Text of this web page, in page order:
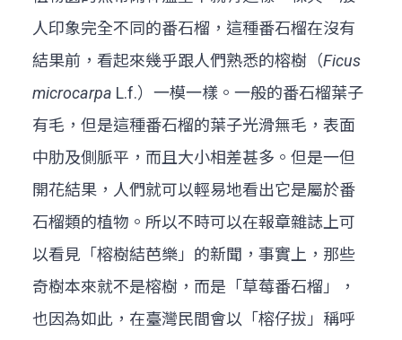
人印象完全不同的番石榴，這種番石榴在沒有
結果前，看起來幾乎跟人們熟悉的榕樹（Ficus
microcarpa L.f.）一模一樣。一般的番石榴葉子
有毛，但是這種番石榴的葉子光滑無毛，表面
中肋及側脈平，而且大小相差甚多。但是一但
開花結果，人們就可以輕易地看出它是屬於番
石榴類的植物。所以不時可以在報章雜誌上可
以看見「榕樹結芭樂」的新聞，事實上，那些
奇樹本來就不是榕樹，而是「草莓番石榴」，
也因為如此，在臺灣民間會以「榕仔拔」稱呼